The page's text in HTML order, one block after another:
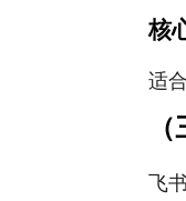
核
适
飞